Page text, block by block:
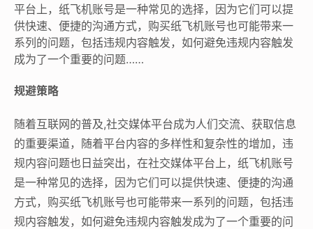
平台上，纸飞机账号是一种常见的选择，因为它们可以提
供快速、便捷的沟通方式，购买纸飞机账号也可能带来一
系列的问题，包括违规内容触发，如何避免违规内容触发
成为了一个重要的问题……
规避策略
随着互联网的普及,社交媒体平台成为人们交流、获取信息
的重要渠道，随着平台内容的多样性和复杂性的增加，违
规内容问题也日益突出，在社交媒体平台上，纸飞机账号
是一种常见的选择，因为它们可以提供快速、便捷的沟通
方式，购买纸飞机账号也可能带来一系列的问题，包括违
规内容触发，如何避免违规内容触发成为了一个重要的问